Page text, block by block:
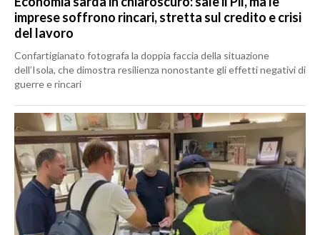
imprese soffrono rincari, stretta sul credito e crisi
del lavoro
Confartigianato fotografa la doppia faccia della situazione
dell’Isola, che dimostra resilienza nonostante gli effetti negativi di
guerre e rincari